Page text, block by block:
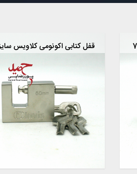
قفل کتابی اکونومی کلاویس سایز